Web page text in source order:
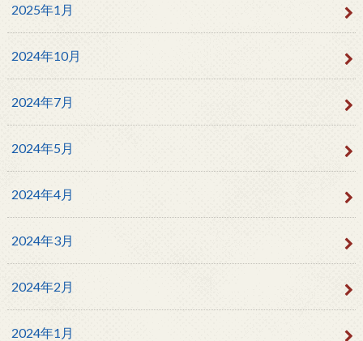
2025年1月
2024年10月
2024年7月
2024年5月
2024年4月
2024年3月
2024年2月
2024年1月